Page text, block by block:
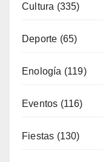
Cultura (335)
Deporte (65)
Enología (119)
Eventos (116)
Fiestas (130)